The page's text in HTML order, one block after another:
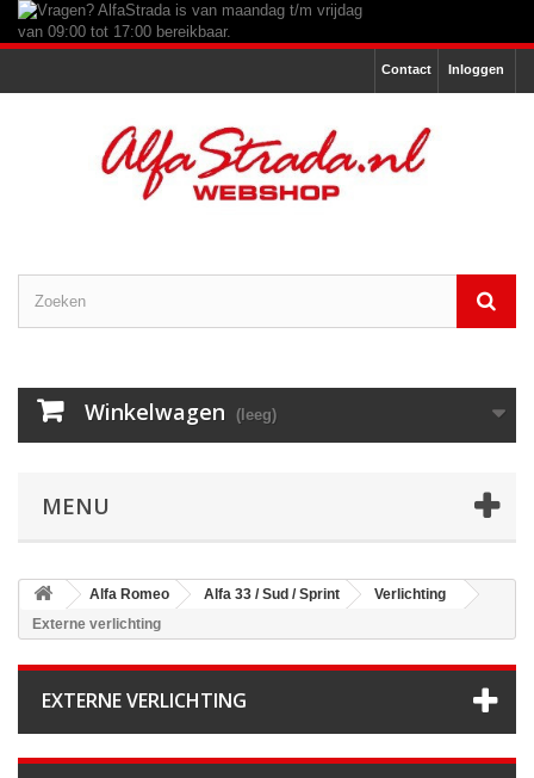
Inloggen
Contact
Winkelwagen (leeg)
MENU
Alfa Romeo Alfa 33 / Sud / Sprint
Verlichting
Externe verlichting
EXTERNE VERLICHTING